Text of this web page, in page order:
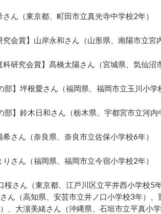
さん（東京都、町田市立真光寺中学校2年）
究会賞】山岸永和さん（山形県、南陽市立宮
科研究会賞】髙橋太陽さん（宮城県、気仙沼
部】坪根愛さん（福岡県、福岡市立玉川小学
部】鈴木日和さん（栃木県、宇都宮市立河内
希さん（奈良県、奈良市立佐保小学校6年）
りさん（福岡県、福岡市立今宿小学校2年）
桜さん（東京都、江戸川区立平井西小学校
ん（高知県、安芸市立井ノ口小学校3年）
、大濵美緒さん（沖縄県、石垣市立平真小学